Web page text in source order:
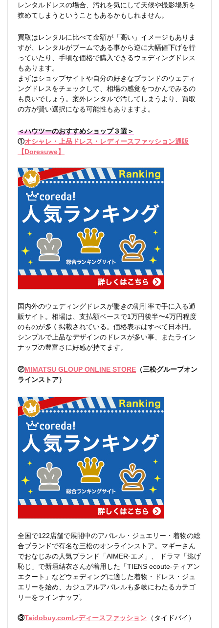
レンタルドレスの場合、汚れを気にして天候や撮影場所を
狭めてしまうということもあるかもしれません。
買取はレンタルに比べて金額が「高い」イメージもありま
すが、レンタルがブームである事から逆に大幅値下げを行
っていたり、手頃な価格で購入できるウェディングドレス
もあります。
まずはショップサイトや自分の好きなブランドのウェディ
ングドレスをチェックして、相場の感覚をつかんでみるの
も良いでしょう。案外レンタルで汚してしまうより、買取
の方が賢い選択になる可能性もありますよ。
＜ハウツーのおすすめショップ３選＞
①オシャレ・上品ドレス・レディースファッション通販
【Doresuwe】
国内外のウェディングドレスが驚きの割引率で手に入る通
販サイト。相場は、支払額ベースで1万円後半〜4万円程度
のものが多く掲載されている。価格表示はすべて日本円。
シンプルで上品なデザインのドレスが多い事、またライン
ナップの豊富さに好感が持てます。
②MIMATSU GLOUP ONLINE STORE （三松グループオン
ラインストア）
全国で122店舗で展開中のアパレル・ジュエリー・着物の総
合ブランドで有名な三松のオンラインストア。マギーさん
でおなじみの人気ブランド「AIMER-エメ」、 ドラマ「逃げ
恥じ」で新垣結衣さんが着用した「TIENS ecoute-ティアン
エクート」などウェディングに適した着物・ドレス・ジュ
エリーを始め、カジュアルアパレルも多岐にわたるカテゴ
リーをラインナップ。
③Taidobuy.comレディースファッション （タイドバイ）